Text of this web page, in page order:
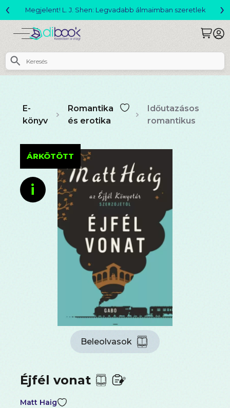
Megjelent! L. J. Shen: Legvadabb álmaimban szeretlek
‹ ›
E-
könyv
Romantika
és erotika
Időutazásos
romantikus
ÁRKÖTÖTT
i
Beleolvasok
Éjfél vonat
Matt Haig